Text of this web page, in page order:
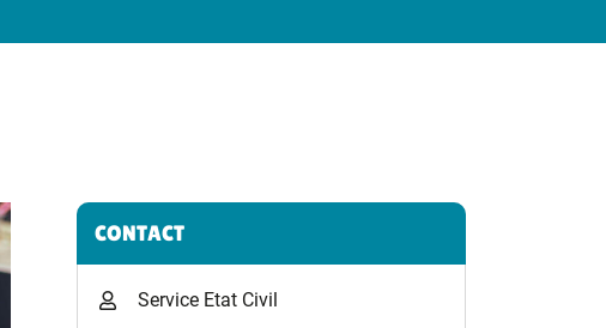
Informations complémentaires
CONTACT
Service Etat Civil